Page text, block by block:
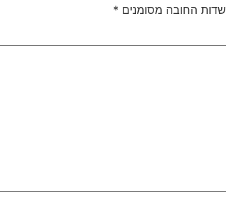
שדות החובה מסומנים *